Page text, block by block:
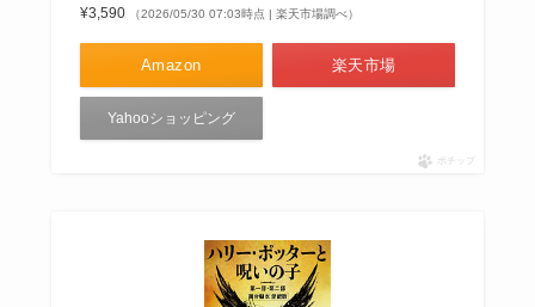
¥3,590
（2026/05/30 07:03時点 | 楽天市場調べ）
Amazon 楽天市場
Yahooショッピング
ポチップ